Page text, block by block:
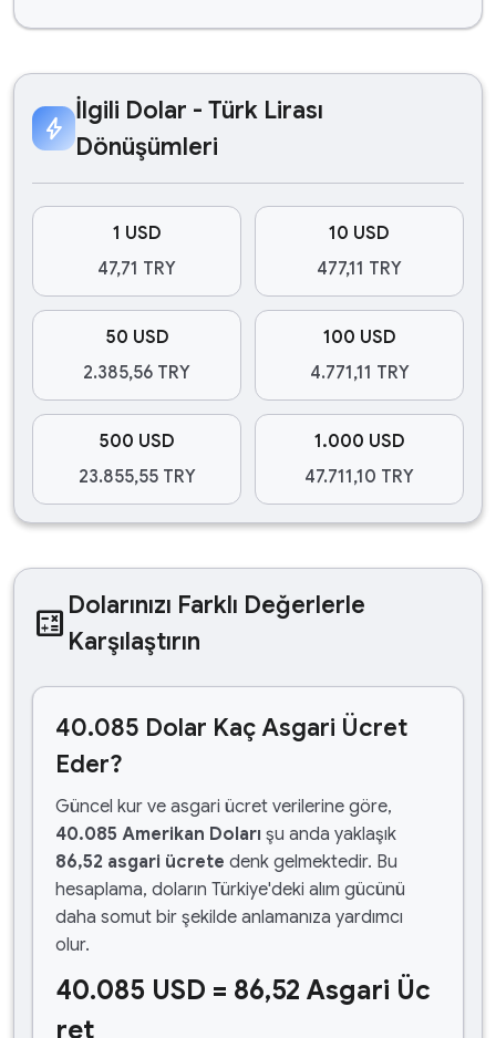
bolt
İlgili Dolar - Türk Lirası
Dönüşümleri
1 USD
47,71 TRY
10 USD
477,11 TRY
50 USD
2.385,56 TRY
100 USD
4.771,11 TRY
500 USD
23.855,55 TRY
1.000 USD
47.711,10 TRY
calculate Dolarınızı Farklı Değerlerle
Karşılaştırın
40.085 Dolar Kaç Asgari Ücret
Eder?
Güncel kur ve asgari ücret verilerine göre,
40.085 Amerikan Doları şu anda yaklaşık
86,52 asgari ücrete denk gelmektedir. Bu
hesaplama, doların Türkiye'deki alım gücünü
daha somut bir şekilde anlamanıza yardımcı
olur.
40.085 USD = 86,52 Asgari Üc
ret